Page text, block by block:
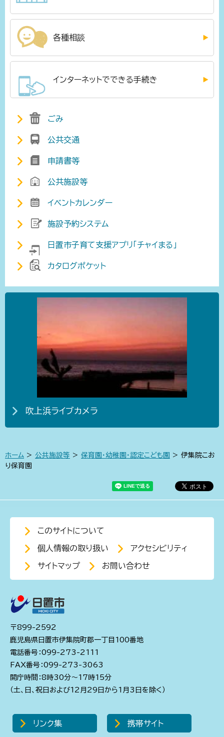
各種相談
インターネットでできる手続き
ごみ
公共交通
申請書等
公共施設等
イベントカレンダー
施設予約システム
日置市子育て支援アプリ「チャイまる」
カタログポケット
吹上浜ライブカメラ
ホーム > 公共施設等 > 保育園・幼稚園・認定こども園 > 伊集院こお
り保育園
このサイトについて
個人情報の取り扱い アクセシビリティ
サイトマップ お問い合わせ
〒899-2592
鹿児島県日置市伊集院町郡一丁目100番地
電話番号：099-273-2111
FAX番号：099-273-3063
開庁時間：8時30分～17時15分
（土、日、祝日および12月29日から1月3日を除く）
リンク集 携帯サイト